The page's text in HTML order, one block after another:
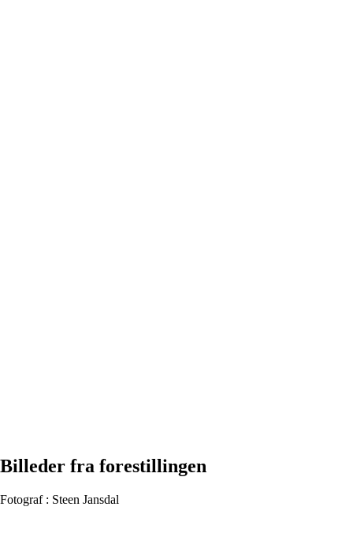
Billeder fra forestillingen
Fotograf : Steen Jansdal